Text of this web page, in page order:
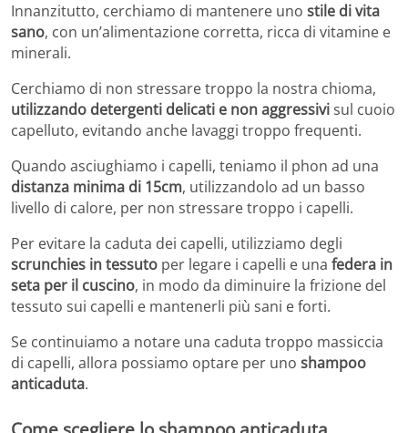
Innanzitutto, cerchiamo di mantenere uno stile di vita
sano, con un’alimentazione corretta, ricca di vitamine e
minerali.
Cerchiamo di non stressare troppo la nostra chioma,
utilizzando detergenti delicati e non aggressivisul cuoio
capelluto, evitando anche lavaggi troppo frequenti.
Quando asciughiamo i capelli, teniamo il phon ad una
distanza minima di 15cm, utilizzandolo ad un basso
livello di calore, per non stressare troppo i capelli.
Per evitare la caduta dei capelli, utilizziamo degli
scrunchies in tessuto per legare i capelli e una federa in
seta per il cuscino, in modo da diminuire la frizione del
tessuto sui capelli e mantenerli più sani e forti.
Se continuiamo a notare una caduta troppo massiccia
di capelli, allora possiamo optare per uno shampoo
anticaduta.